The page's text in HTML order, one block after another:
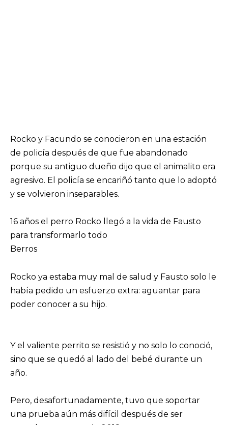
Rocko y Facundo se conocieron en una estación
de policía después de que fue abandonado
porque su antiguo dueño dijo que el animalito era
agresivo. El policía se encariñó tanto que lo adoptó
y se volvieron inseparables.
16 años el perro Rocko llegó a la vida de Fausto
para transformarlo todo
Berros
Rocko ya estaba muy mal de salud y Fausto solo le
había pedido un esfuerzo extra: aguantar para
poder conocer a su hijo.
Y el valiente perrito se resistió y no solo lo conoció,
sino que se quedó al lado del bebé durante un
año.
Pero, desafortunadamente, tuvo que soportar
una prueba aún más difícil después de ser